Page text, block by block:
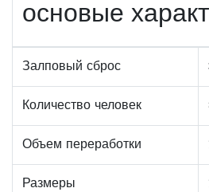
основые
Залповый сброс
Количество человек
Объем переработки
Размеры